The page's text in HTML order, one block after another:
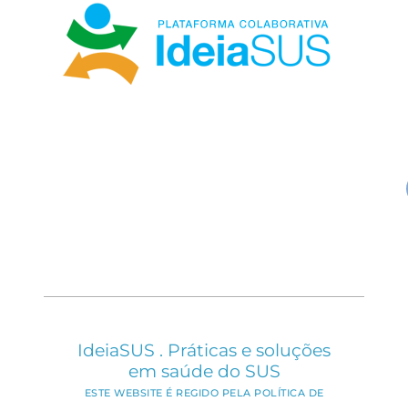
IdeiaSUS . Práticas e soluções
em saúde do SUS
ESTE WEBSITE É REGIDO PELA POLÍTICA DE